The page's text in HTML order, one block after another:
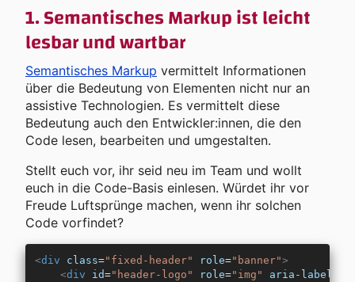
1. Semantisches Markup ist leicht
lesbar und wartbar
Semantisches Markup vermittelt Informationen
über die Bedeutung von Elementen nicht nur an
assistive Technologien. Es vermittelt diese
Bedeutung auch den Entwickler:innen, die den
Code lesen, bearbeiten und umgestalten.
Stellt euch vor, ihr seid neu im Team und wollt
euch in die Code-Basis einlesen. Würdet ihr vor
Freude Luftsprünge machen, wenn ihr solchen
Code vorfindet?
<div class="fixed-header" role="banner">
    <
div id="header-logo" role="img" aria-label